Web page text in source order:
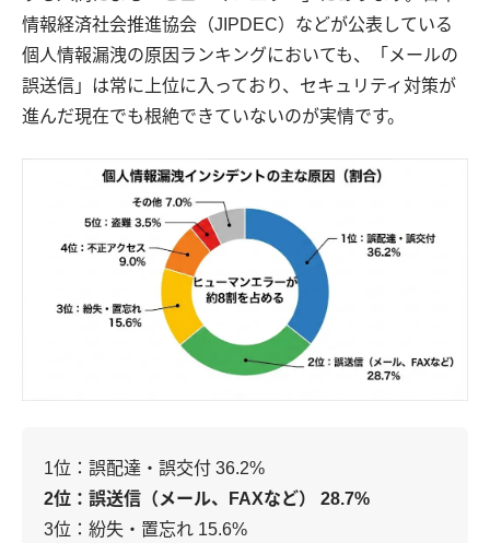
情報経済社会推進協会（JIPDEC）などが公表している
個人情報漏洩の原因ランキングにおいても、「メールの
誤送信」は常に上位に入っており、セキュリティ対策が
進んだ現在でも根絶できていないのが実情です。
1位：誤配達・誤交付 36.2%
2位：誤送信（メール、FAXなど） 28.7%
3位：紛失・置忘れ 15.6%